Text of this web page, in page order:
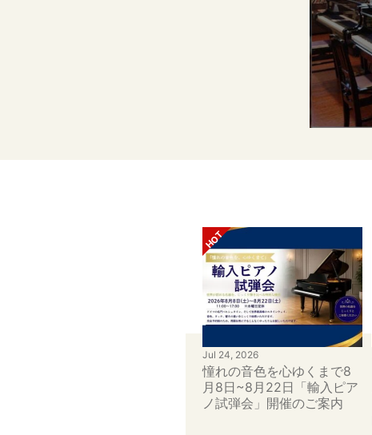
Jul 24, 2026
憧れの音色を心ゆくまで8
月8日~8月22日「輸入ピア
ノ試弾会」開催のご案内